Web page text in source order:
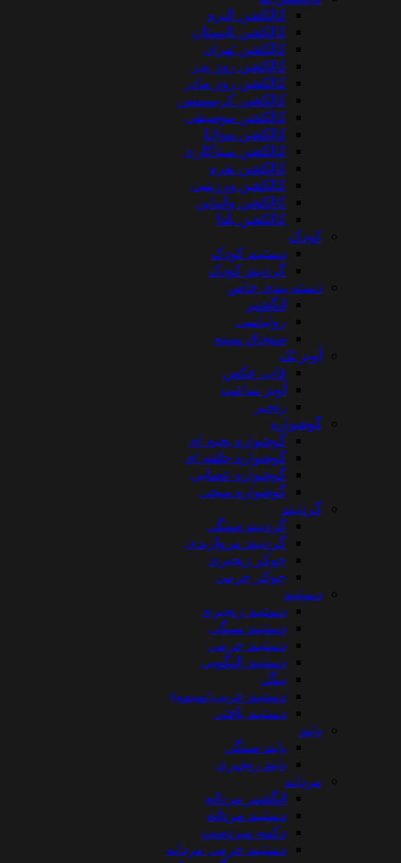
کالکشن الیزه
کالکشن تابستان
کالکشن تهران
کالکشن روز پدر
کالکشن روز مادر
کالکشن کریسمس
کالکشن موسیقی
کالکشن مولانا
کالکشن میناکاری
کالکشن نقره
کالکشن ورزشی
کالکشن ولنتاین
کالکشن یلدا
کودک
دستبند کودک
گردنبند کودک
دسته بندی خاص
انگشتر
رولباسی
سنجاق سینه
آویز تک
قاب عکس
آویز ساعت
زنجیر
گوشواره
گوشواره بخیه ای
گوشواره حلقه ای
گوشواره عصایی
گوشواره میخی
گردنبند
گردنبند سنگی
گردنبند مرواریدی
چوکر زنجیری
چوکر چرمی
دستبند
دستبند زنجیری
دستبند سنگی
دستبند چرمی
دستبند النگویی
بنگل
دستبند عربی(تمیمه)
دستبند بافتی
پابند
پابند سنگی
پابند زنجیری
مردانه
انگشتر مردانه
دستبند مردانه
دکمه سردست
دستبند چرمی مردانه